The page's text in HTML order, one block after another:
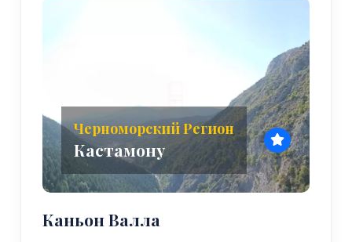
Черноморский Регион
Кастамону
Каньон Валла